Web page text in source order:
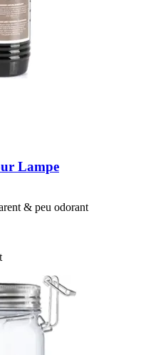
Lampe
& peu odorant